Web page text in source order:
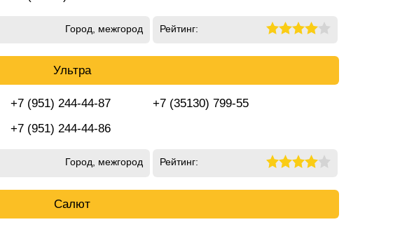
Город, межгород Рейтинг:
Ультра
+7 (951) 244-44-87
+7 (35130) 799-55
+7 (951) 244-44-86
Город, межгород Рейтинг:
Салют